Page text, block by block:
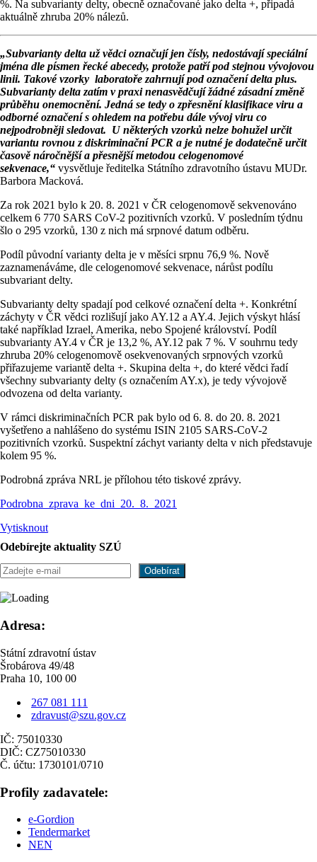
%. Na subvarianty delty, obecně označované jako delta +, připadá
aktuálně zhruba 20% nálezů.
„Subvarianty delta už vědci označují jen čísly, nedostávají speciální
jména dle písmen řecké abecedy, protože patří pod stejnou vývojovou
linii. Takové vzorky laboratoře zahrnují pod označení delta plus.
Subvarianty delta zatím v praxi nenasvědčují žádné zásadní změně
průběhu onemocnění. Jedná se tedy o zpřesnění klasifikace viru a
odborné označení s ohledem na potřebu dále vývoj viru co
nejpodrobněji sledovat. U některých vzorků nelze bohužel určit
variantu rovnou z diskriminační PCR a je nutné je dodatečně určit
časově náročnější a přesnější metodou celogenomové
sekvenace,“ vysvětluje ředitelka Státního zdravotního ústavu MUDr.
Barbora Macková.
Za rok 2021 bylo k 20. 8. 2021 v ČR celogenomově sekvenováno
celkem 6 770 SARS CoV-2 pozitivních vzorků. V posledním týdnu
šlo o 295 vzorků, 130 z nich má srpnové datum odběru.
Podíl původní varianty delta je v měsíci srpnu 76,9 %. Nově
zaznamenáváme, dle celogenomové sekvenace, nárůst podílu
subvariant delty.
Subvarianty delty spadají pod celkové označení delta +. Konkrétní
záchyty v ČR vědci rozlišují jako AY.12 a AY.4. Jejich výskyt hlásí
také například Izrael, Amerika, nebo Spojené království. Podíl
subvarianty AY.4 v ČR je 13,2 %, AY.12 pak 7 %. V souhrnu tedy
zhruba 20% celogenomově osekvenovaných srpnových vzorků
přiřazujeme variantě delta +. Skupina delta +, do které vědci řadí
všechny subvarianty delty (s označením AY.x), je tedy vývojově
odvozena od delta varianty.
V rámci diskriminačních PCR pak bylo od 6. 8. do 20. 8. 2021
vyšetřeno a nahlášeno do systému ISIN 2105 SARS-CoV-2
pozitivních vzorků. Suspektní záchyt varianty delta v nich představuje
kolem 95 %.
Podrobná zpráva NRL je přílohou této tiskové zprávy.
Podrobna_zprava_ke_dni_20._8._2021
Vytisknout
Odebírejte aktuality SZÚ
Adresa:
Státní zdravotní ústav
Šrobárova 49/48
Praha 10, 100 00
267 081 111
zdravust@szu.gov.cz
IČ: 75010330
DIČ: CZ75010330
Č. účtu: 1730101/0710
Profily zadavatele:
e-Gordion
Tendermarket
NEN